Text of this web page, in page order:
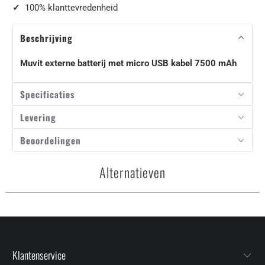
✓ 100% klanttevredenheid
Beschrijving
Muvit externe batterij met micro USB kabel 7500 mAh
Specificaties
Levering
Beoordelingen
Alternatieven
Klantenservice